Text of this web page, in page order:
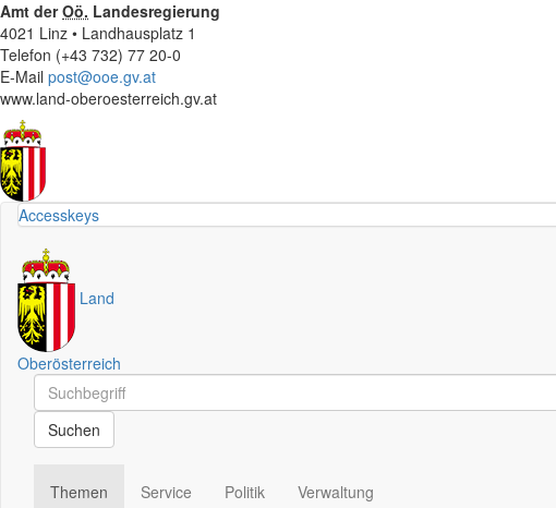
Amt derOö. Landesregierung
4021 Linz • Landhausplatz 1
Telefon (+43 732) 77 20-0
E-Mail post@ooe.gv.at
www.land-oberoesterreich.gv.at
Accesskeys
Land
Oberösterreich
Schnellsuche
Schnellsuche
Suchen
Themen
Service
Politik
Verwaltung